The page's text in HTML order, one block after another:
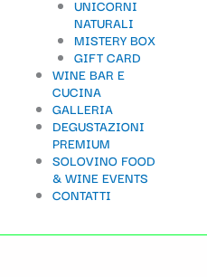
UNICORNI
NATURALI
MISTERY BOX
GIFT CARD
WINE BAR E
CUCINA
GALLERIA
DEGUSTAZIONI
PREMIUM
SOLOVINO FOOD
& WINE EVENTS
CONTATTI